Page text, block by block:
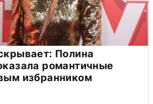
Полина
романтичные
избранником